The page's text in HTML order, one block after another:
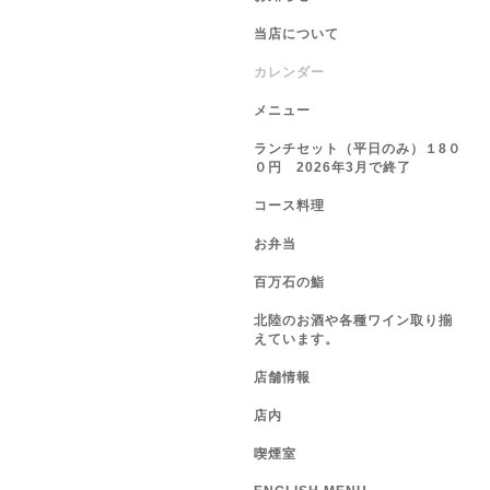
当店について
カレンダー
メニュー
ランチセット（平日のみ）１8０
０円 2026年3月で終了
コース料理
お弁当
百万石の鮨
北陸のお酒や各種ワイン取り揃
えています。
店舗情報
店内
喫煙室